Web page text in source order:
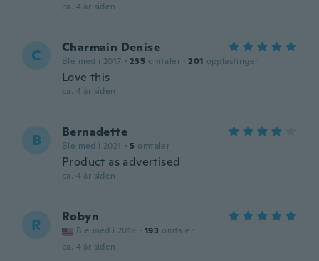
ca. 4 år siden
C Charmain Denise
Ble med i 2017 · 235 omtaler · 201 opplastinger
Love this
ca. 4 år siden
B Bernadette
Ble med i 2021 · 5 omtaler
Product as advertised
ca. 4 år siden
R Robyn
Ble med i 2019 · 193 omtaler
ca. 4 år siden